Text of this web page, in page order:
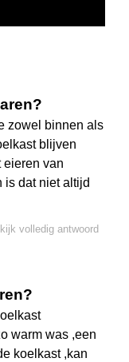
zowel binnen als
blijven
eieren van
is dat niet altijd
volledig antwoord
warm was ,een
koelkast ,kan